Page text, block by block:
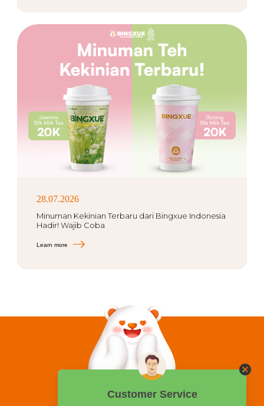
28.07.2026
Minuman Kekinian Terbaru dari Bingxue Indonesia
Hadir! Wajib Coba
Learn more
0858 2015 9999